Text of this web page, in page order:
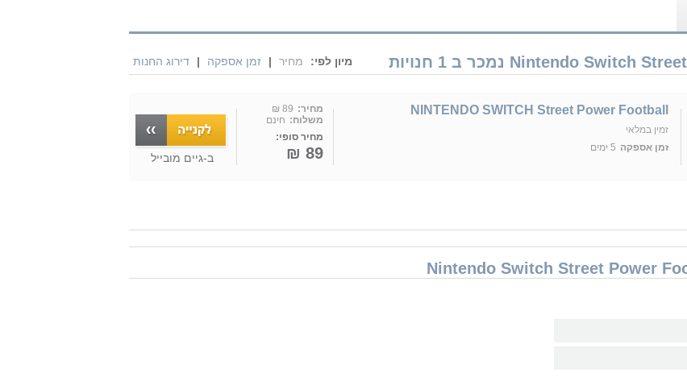
מיון לפי: מחיר | זמן אספקה | דירוג החנות
NINTENDO SWITCH Street Power Football
זמין במלאי
זמן אספקה 5 ימים
מחיר: 89 ₪
משלוח: חינם
מחיר סופי:
89 ₪ ב-גיים מובייל